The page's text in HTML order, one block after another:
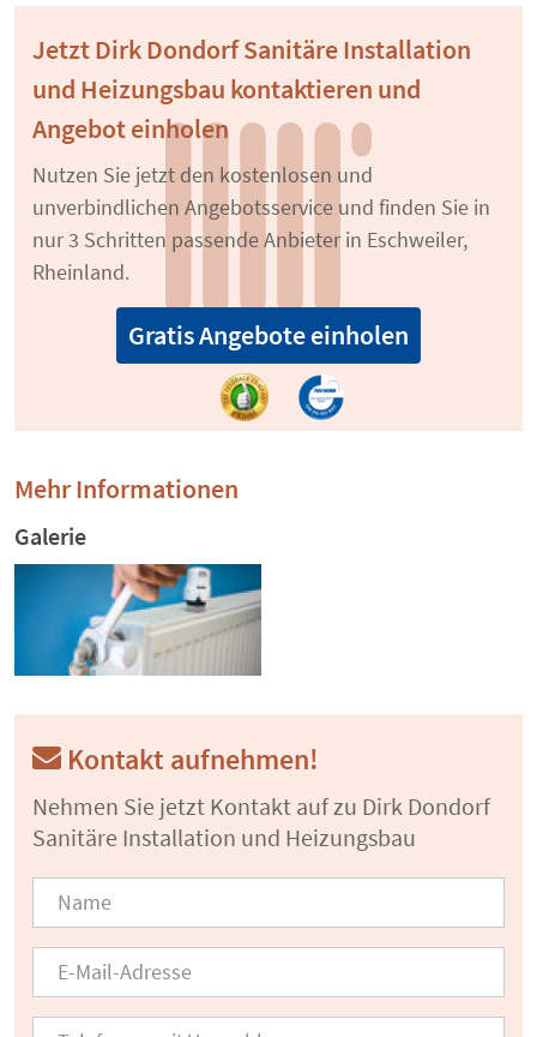
Jetzt Dirk Dondorf Sanitäre Installation
und Heizungsbau kontaktieren und
Angebot einholen
Nutzen Sie jetzt den kostenlosen und
unverbindlichen Angebotsservice und finden Sie in
nur 3 Schritten passende Anbieter in Eschweiler,
Rheinland.
Gratis Angebote einholen
Mehr Informationen
Galerie
Kontakt aufnehmen!
Nehmen Sie jetzt Kontakt auf zu Dirk Dondorf
Sanitäre Installation und Heizungsbau